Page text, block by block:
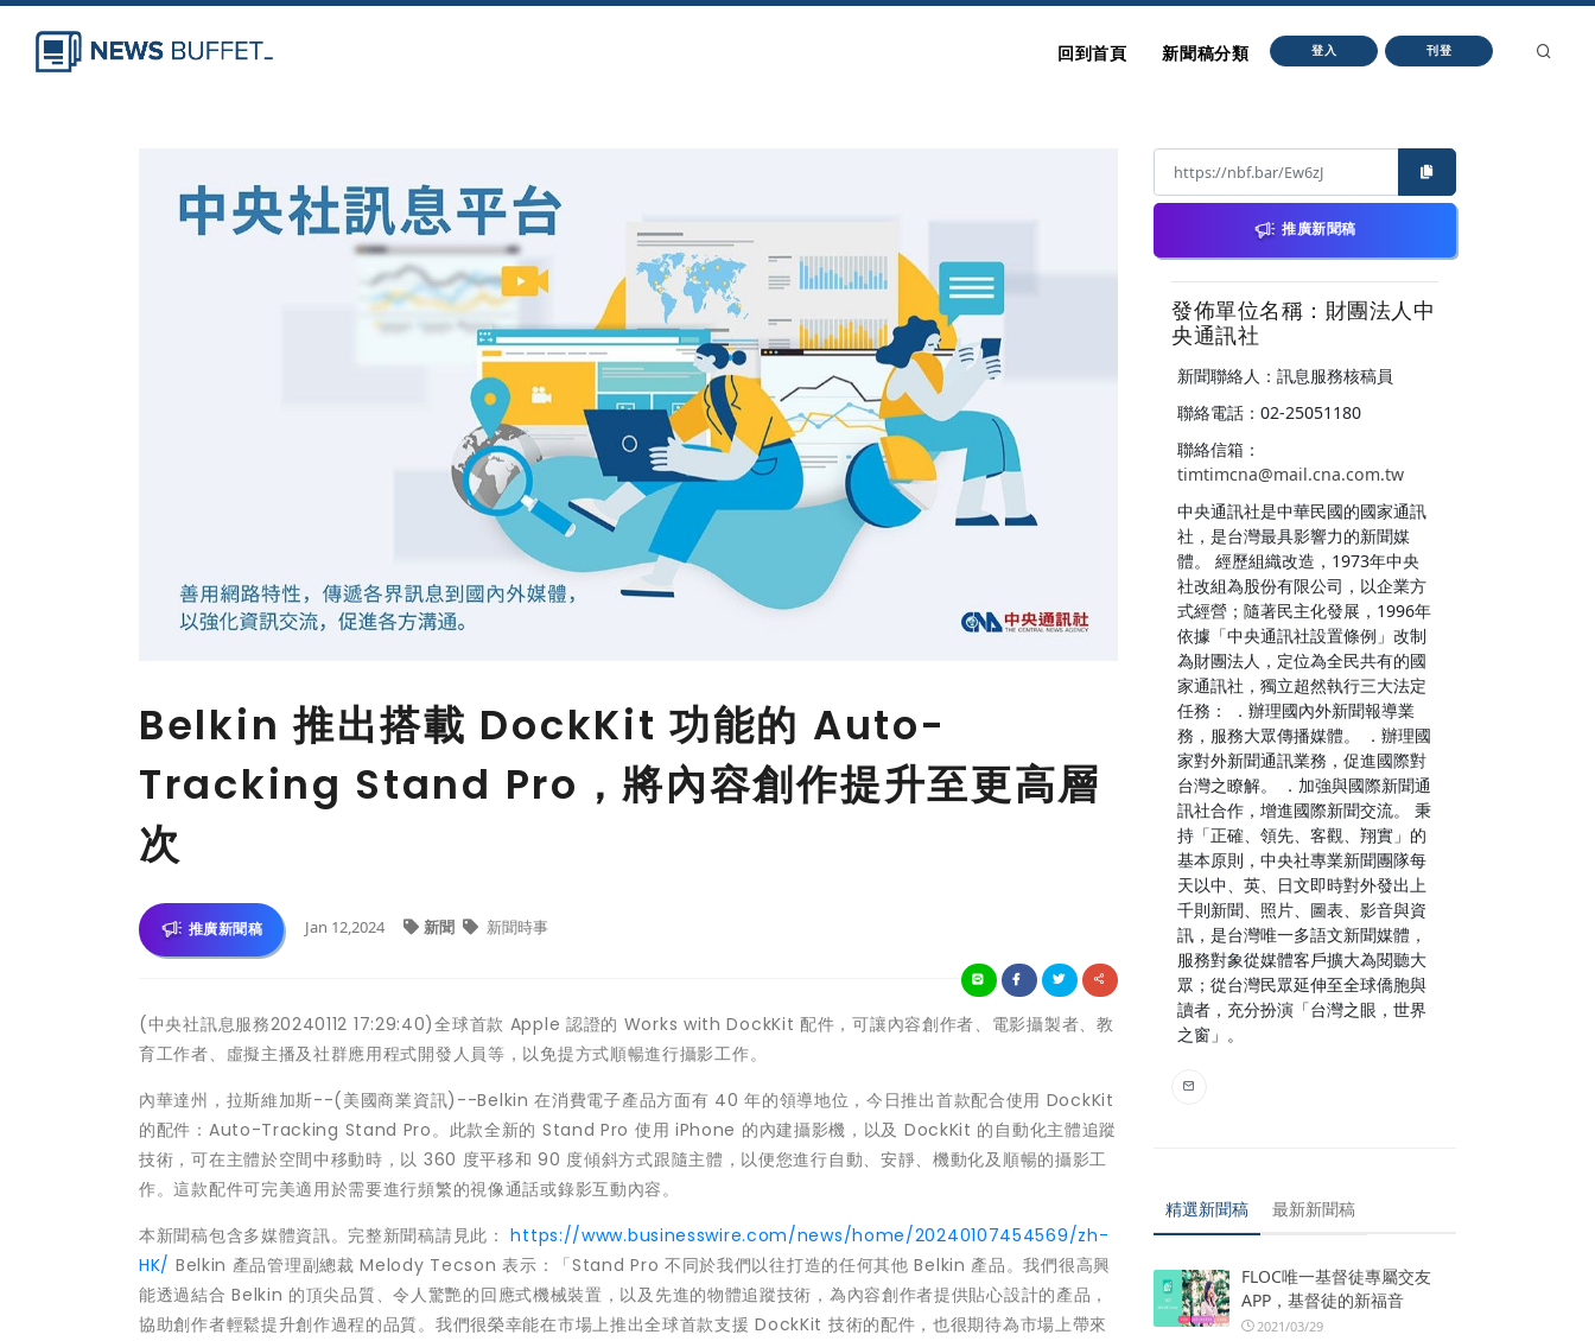
回到首頁 新聞稿分類 登入 刊登
Belkin 推出搭載 DockKit 功能的 Auto-
Tracking Stand Pro，將內容創作提升至更高層
次
推廣新聞稿 Jan 12,2024 新聞 新聞時事
(中央社訊息服務20240112 17:29:40)全球首款 Apple 認證的 Works with DockKit 配件，可讓內容創作者、電影攝製者、教
育工作者、虛擬主播及社群應用程式開發人員等，以免提方式順暢進行攝影工作。
內華達州，拉斯維加斯--(美國商業資訊)--Belkin 在消費電子產品方面有 40 年的領導地位，今日推出首款配合使用 DockKit
的配件：Auto-Tracking Stand Pro。此款全新的 Stand Pro 使用 iPhone 的內建攝影機，以及 DockKit 的自動化主體追蹤
技術，可在主體於空間中移動時，以 360 度平移和 90 度傾斜方式跟隨主體，以便您進行自動、安靜、機動化及順暢的攝影工
作。這款配件可完美適用於需要進行頻繁的視像通話或錄影互動內容。
本新聞稿包含多媒體資訊。完整新聞稿請見此：https://www.businesswire.com/news/home/20240107454569/zh-
HK/ Belkin 產品管理副總裁 Melody Tecson 表示：「Stand Pro 不同於我們以往打造的任何其他 Belkin 產品。我們很高興
能透過結合 Belkin 的頂尖品質、令人驚艷的回應式機械裝置，以及先進的物體追蹤技術，為內容創作者提供貼心設計的產品，
協助創作者輕鬆提升創作過程的品質。我們很榮幸能在市場上推出全球首款支援 DockKit 技術的配件，也很期待為市場上帶來
推廣新聞稿
發佈單位名稱：財團法人中
央通訊社
新聞聯絡人：訊息服務核稿員
聯絡電話：02-25051180
聯絡信箱：
timtimcna@mail.cna.com.tw
中央通訊社是中華民國的國家通訊
社，是台灣最具影響力的新聞媒
體。 經歷組織改造，1973年中央
社改組為股份有限公司，以企業方
式經營；隨著民主化發展，1996年
依據「中央通訊社設置條例」改制
為財團法人，定位為全民共有的國
家通訊社，獨立超然執行三大法定
任務： ．辦理國內外新聞報導業
務，服務大眾傳播媒體。 ．辦理國
家對外新聞通訊業務，促進國際對
台灣之瞭解。 ．加強與國際新聞通
訊社合作，增進國際新聞交流。 秉
持「正確、領先、客觀、翔實」的
基本原則，中央社專業新聞團隊每
天以中、英、日文即時對外發出上
千則新聞、照片、圖表、影音與資
訊，是台灣唯一多語文新聞媒體，
服務對象從媒體客戶擴大為閱聽大
眾；從台灣民眾延伸至全球僑胞與
讀者，充分扮演「台灣之眼，世界
之窗」。
精選新聞稿 最新新聞稿
FLOC唯一基督徒專屬交友
APP，基督徒的新福音
2021/03/29